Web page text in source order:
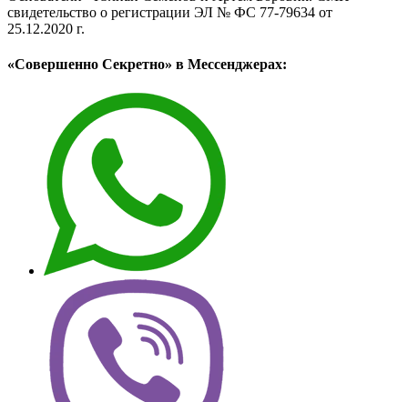
свидетельство о регистрации ЭЛ № ФС 77-79634 от
25.12.2020 г.
«Совершенно Секретно» в Мессенджерах: